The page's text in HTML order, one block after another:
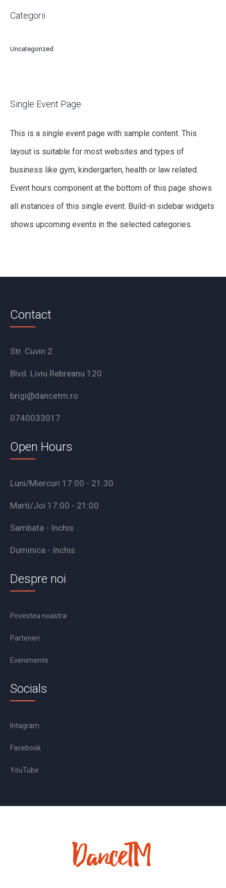
Categorii
Uncategorized
Single Event Page
This is a single event page with sample content. This
layout is suitable for most websites and types of
business like gym, kindergarten, health or law related.
Event hours component at the bottom of this page shows
all instances of this single event. Build-in sidebar widgets
shows upcoming events in the selected categories.
Contact
Str. Cuvin 2
Blvd. Liviu Rebreanu 120
brigi@dancetm.ro
0740033017
Open Hours
Luni/Miercuri 17:00 - 21:30
Marti/Joi 17:00 - 21:00
Sambata - Inchis
Duminica - Inchis
Despre noi
Povestea noastra
Parteneri
Evenimente
Socials
Intagram
Facebook
YouTube